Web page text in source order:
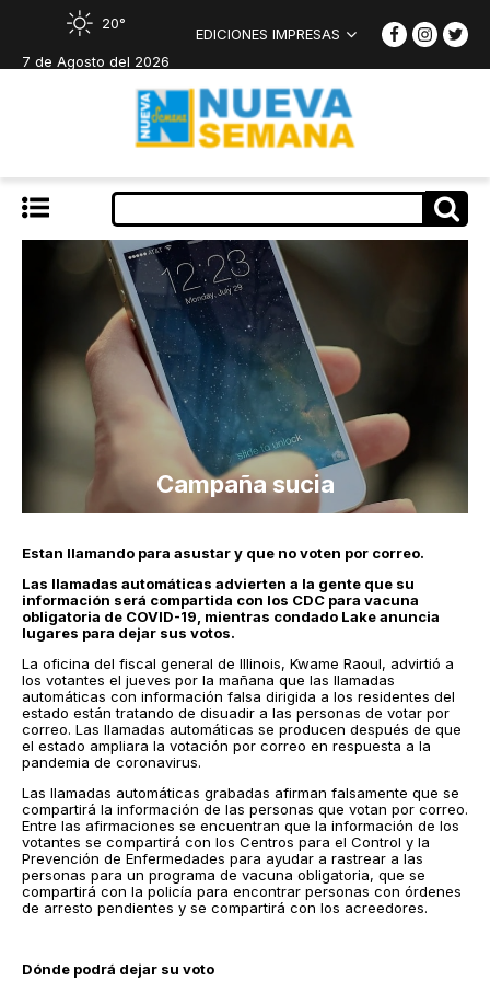
20°
7 de Agosto del 2026
EDICIONES IMPRESAS
Campaña sucia
Estan llamando para asustar y que no voten por correo.
Las llamadas automáticas advierten a la gente que su
información será compartida con los CDC para vacuna
obligatoria de COVID-19, mientras condado Lake anuncia
lugares para dejar sus votos.
La oficina del fiscal general de Illinois, Kwame Raoul, advirtió a
los votantes el jueves por la mañana que las llamadas
automáticas con información falsa dirigida a los residentes del
estado están tratando de disuadir a las personas de votar por
correo. Las llamadas automáticas se producen después de que
el estado ampliara la votación por correo en respuesta a la
pandemia de coronavirus.
Las llamadas automáticas grabadas afirman falsamente que se
compartirá la información de las personas que votan por correo.
Entre las afirmaciones se encuentran que la información de los
votantes se compartirá con los Centros para el Control y la
Prevención de Enfermedades para ayudar a rastrear a las
personas para un programa de vacuna obligatoria, que se
compartirá con la policía para encontrar personas con órdenes
de arresto pendientes y se compartirá con los acreedores.
Dónde podrá dejar su voto